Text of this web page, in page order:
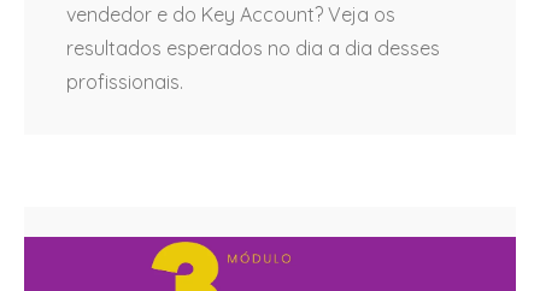
vendedor e do Key Account? Veja os
resultados esperados no dia a dia desses
profissionais.